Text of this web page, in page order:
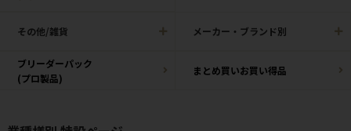
その他/雑貨 メーカー・ブランド別
ブリーダーパック
(プロ製品)
まとめ買いお買い得品